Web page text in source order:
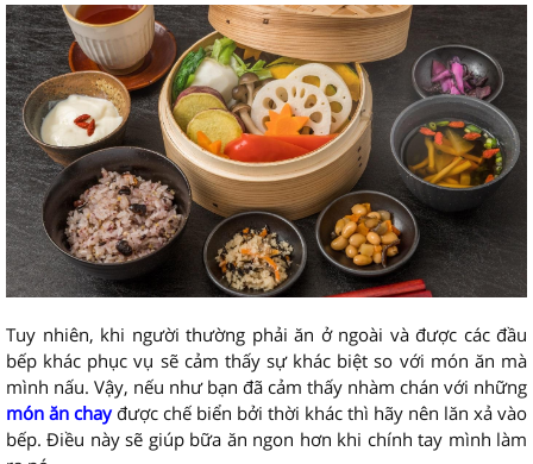
Tuy nhiên, khi người thường phải ăn ở ngoài và được các đầu
bếp khác phục vụ sẽ cảm thấy sự khác biệt so với món ăn mà
mình nấu. Vậy, nếu như bạn đã cảm thấy nhàm chán với những
món ăn chayđược chế biển bởi thời khác thì hãy nên lăn xả vào
bếp. Điều này sẽ giúp bữa ăn ngon hơn khi chính tay mình làm